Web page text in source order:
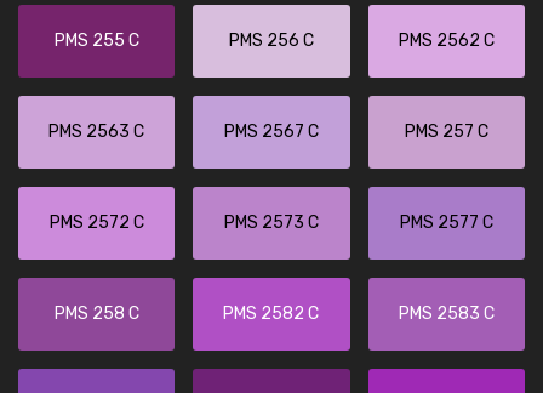
PMS 255 C PMS 256 C PMS 2562 C
PMS 2563 C PMS 2567 C PMS 257 C
PMS 2572 C PMS 2573 C PMS 2577 C
PMS 258 C PMS 2582 C PMS 2583 C